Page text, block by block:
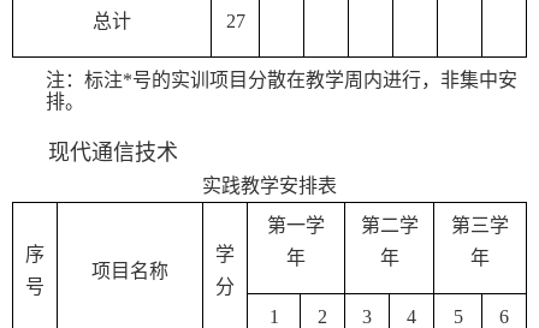
总计 27
注：标注*号的实训项目分散在教学周内进行，非集中安
排。
现代通信技术
实践教学安排表
序
号
项目名称
学
分
第一学
年
第二学
年
第三学
年
1 2 3 4 5 6